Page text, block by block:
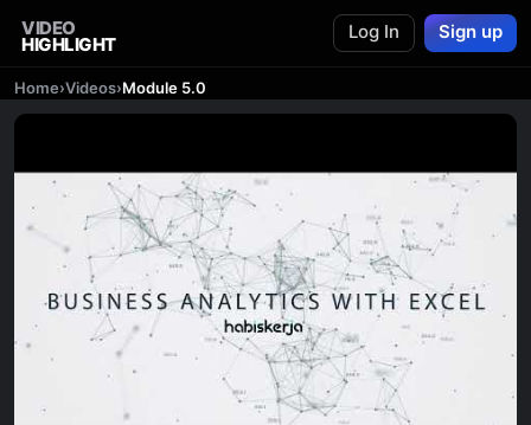
VIDEO
HIGHLIGHT
Log In Sign up
Home›Videos›Module 5.0